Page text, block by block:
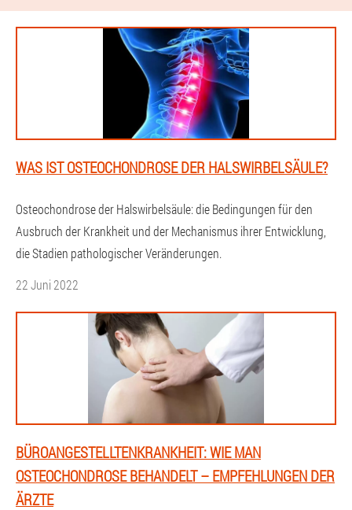
WAS IST OSTEOCHONDROSE DER HALSWIRBELSÄULE?
Osteochondrose der Halswirbelsäule: die Bedingungen für den
Ausbruch der Krankheit und der Mechanismus ihrer Entwicklung,
die Stadien pathologischer Veränderungen.
22 Juni 2022
BÜROANGESTELLTENKRANKHEIT: WIE MAN
OSTEOCHONDROSE BEHANDELT – EMPFEHLUNGEN DER
ÄRZTE